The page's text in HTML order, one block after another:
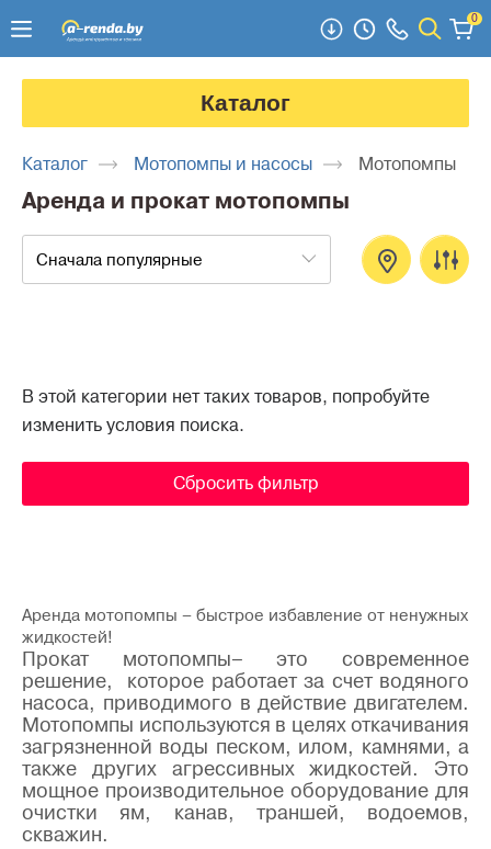
0
Каталог
Каталог Мотопомпы и насосы Мотопомпы
Аренда и прокат мотопомпы
Сначала популярные
В этой категории нет таких товаров, попробуйте
изменить условия поиска.
Сбросить фильтр
Аренда мотопомпы – быстрое избавление от ненужных
жидкостей!
Прокат мотопомпы– это современное
решение, которое работает за счет водяного
насоса, приводимого в действие двигателем.
Мотопомпы используются в целях откачивания
загрязненной воды песком, илом, камнями, а
также других агрессивных жидкостей. Это
мощное производительное оборудование для
очистки ям, канав, траншей, водоемов,
скважин.